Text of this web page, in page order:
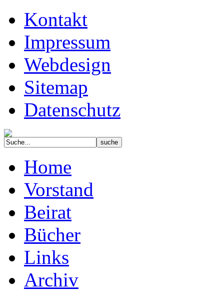
Kontakt
Impressum
Webdesign
Sitemap
Datenschutz
Home
Vorstand
Beirat
Bücher
Links
Archiv